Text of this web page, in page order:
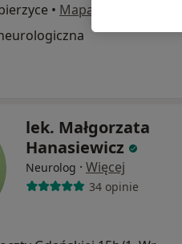
• Mapa
lek. Małgorzata
Hanasiewicz
Neurolog · Więcej
34 opinie